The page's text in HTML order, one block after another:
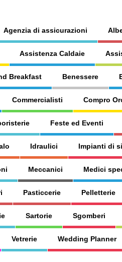
Agenzia di assicurazioni
Assistenza Caldaie
Breakfast Benessere
Commercialisti Compro
Feste ed Eventi
Idraulici Impianti di
Meccanici Medici
Pasticcerie Pelletterie
Sartorie Sgomberi
Vetrerie Wedding Planner